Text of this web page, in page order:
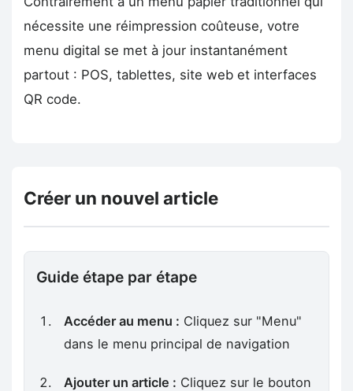
nécessite une réimpression coûteuse, votre
menu digital se met à jour instantanément
partout : POS, tablettes, site web et interfaces
QR code.
Créer un nouvel article
Guide étape par étape
Accéder au menu : Cliquez sur "Menu"
dans le menu principal de navigation
Ajouter un article : Cliquez sur le bouton